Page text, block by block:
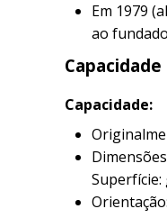
Em 1979
ao
Capacidade: